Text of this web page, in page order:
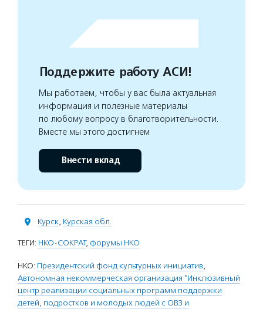
Поддержите работу АСИ!
Мы работаем, чтобы у вас была актуальная
информация и полезные материалы
по любому вопросу в благотворительности.
Вместе мы этого достигнем
Внести вклад
Курск, Курская обл.
ТЕГИ: НКО-СОКРАТ, форумы НКО
НКО: Президентский фонд культурных инициатив,
Автономная некоммерческая организация "Инклюзивный
центр реализации социальных программ поддержки
детей, подростков и молодых людей с ОВЗ и